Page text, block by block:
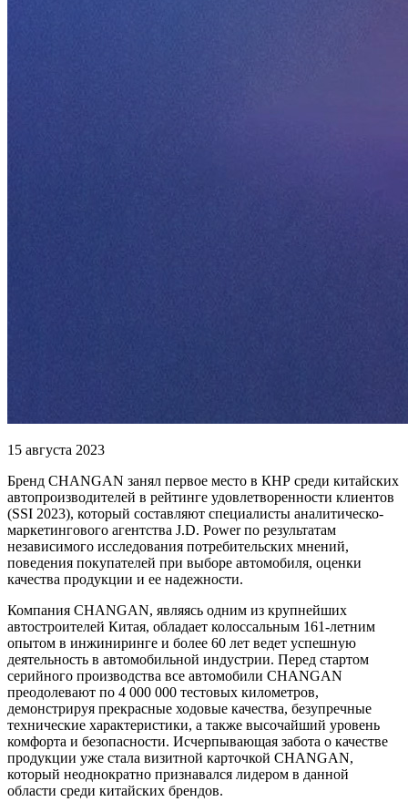
15 августа 2023
Бренд CHANGAN занял первое место в КНР среди китайских
автопроизводителей в рейтинге удовлетворенности клиентов
(SSI 2023), который составляют специалисты аналитическо-
маркетингового агентства J.D. Power по результатам
независимого исследования потребительских мнений,
поведения покупателей при выборе автомобиля, оценки
качества продукции и ее надежности.
Компания CHANGAN, являясь одним из крупнейших
автостроителей Китая, обладает колоссальным 161-летним
опытом в инжиниринге и более 60 лет ведет успешную
деятельность в автомобильной индустрии. Перед стартом
серийного производства все автомобили CHANGAN
преодолевают по 4 000 000 тестовых километров,
демонстрируя прекрасные ходовые качества, безупречные
технические характеристики, а также высочайший уровень
комфорта и безопасности. Исчерпывающая забота о качестве
продукции уже стала визитной карточкой CHANGAN,
который неоднократно признавался лидером в данной
области среди китайских брендов.